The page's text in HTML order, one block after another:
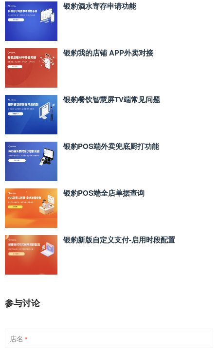
银豹酒水寄存申请功能
银豹我的店铺 APP外卖对接
银豹餐饮智慧屏TV端常见问题
银豹POS端外卖兜底厨打功能
银豹POS端全店单据查询
银豹新版自定义支付‑启用时段配置
参与讨论
店名 *